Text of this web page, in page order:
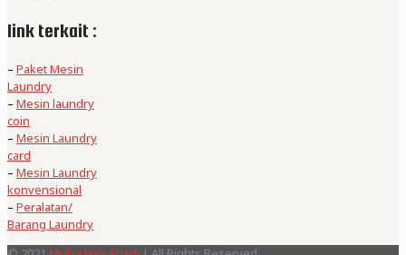
link terkait :
– Paket Mesin
Laundry
– Mesin laundry
coin
– Mesin Laundry
card
– Mesin Laundry
konvensional
– Peralatan/
Barang Laundry